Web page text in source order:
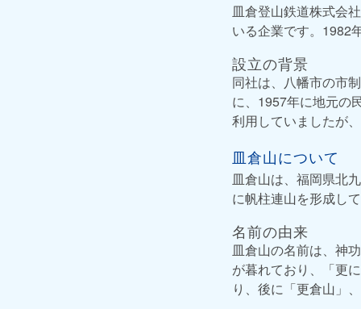
皿倉登山鉄道株式会
いる企業です。1982
設立の背景
同社は、八幡市の市
に、1957年に地元の
利用していましたが
皿倉山について
皿倉山は、福岡県北
に帆柱連山を形成し
名前の由来
皿倉山の名前は、神
が暮れており、「更
り、後に「更倉山」